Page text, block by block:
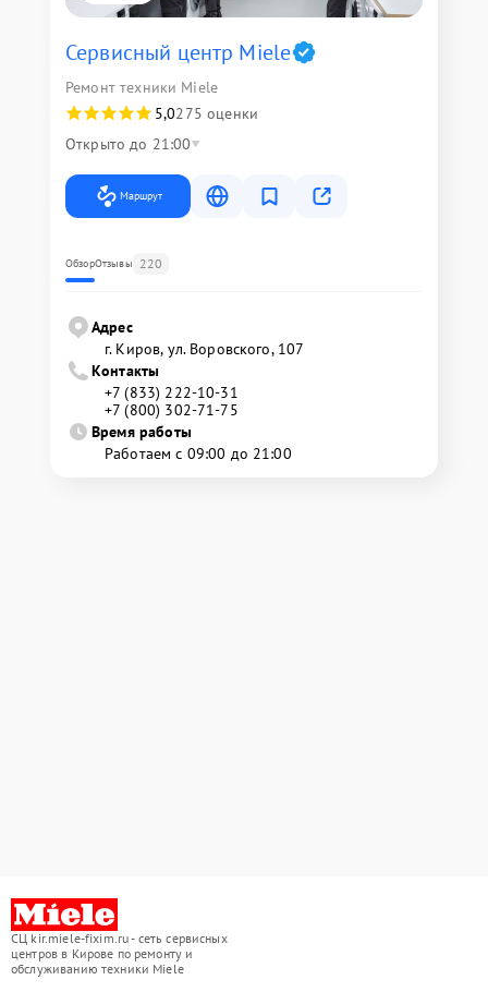
Сервисный центр Miele
Ремонт техники Miele
5,0275 оценки
Открыто до 21:00
Маршрут
ОбзорОтзывы 220
Адрес
г. Киров, ул. Воровского, 107
Контакты
+7 (833) 222-10-31
+7 (800) 302-71-75
Время работы
Работаем с 09:00 до 21:00
СЦ kir.miele-fixim.ru - сеть сервисных
центров в Кирове по ремонту и
обслуживанию техники Miele